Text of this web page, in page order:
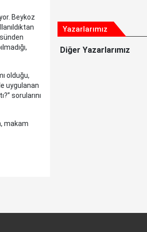
Beykoz
olduğu,
uygulanan
sorularını
makam
Yazarlarımız
Diğer Yazarlarımız